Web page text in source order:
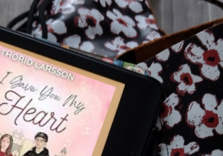
Heart